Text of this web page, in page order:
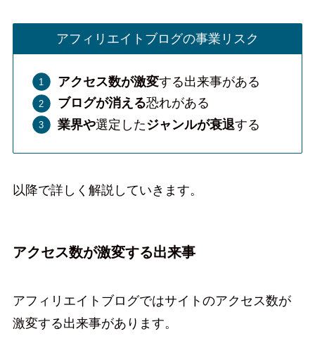
アフィリエイトブログの事業リスク
アクセス数が激変する出来事がある
ブログが消える恐れがある
業界や選定した ジャンルが衰退する
以降で詳しく解説していきます。
アクセス数が激変する出来事
アフィリエイトブログではサイトのアクセス数が
激変する出来事があります。